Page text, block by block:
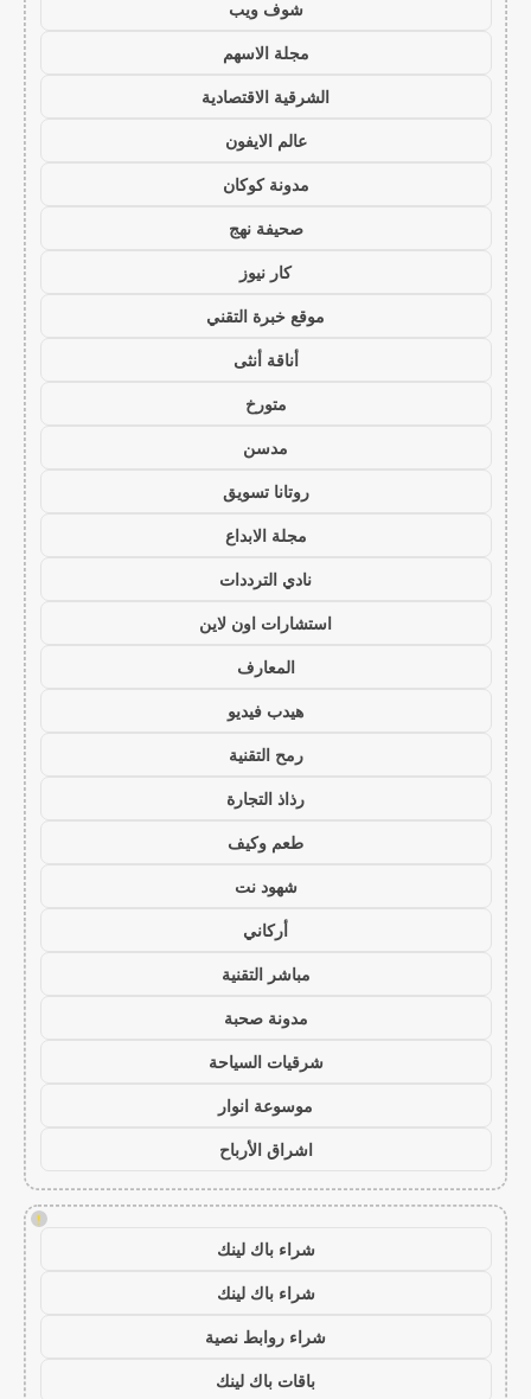
شوف ويب
مجلة الاسهم
الشرقية الاقتصادية
عالم الايفون
مدونة كوكان
صحيفة نهج
كار نيوز
موقع خبرة التقني
أناقة أنثى
متورخ
مدسن
روتانا تسويق
مجلة الابداع
نادي الترددات
استشارات اون لاين
المعارف
هيدب فيديو
رمح التقنية
رذاذ التجارة
طعم وكيف
شهود نت
أركاني
مباشر التقنية
مدونة صحبة
شرقيات السياحة
موسوعة انوار
اشراق الأرباح
!
شراء باك لينك
شراء باك لينك
شراء روابط نصية
باقات باك لينك